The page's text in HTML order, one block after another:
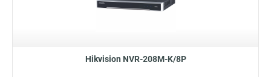
Hikvision NVR-208M-K/8P